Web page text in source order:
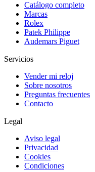
Catálogo completo
Marcas
Rolex
Patek Philippe
Audemars Piguet
Servicios
Vender mi reloj
Sobre nosotros
Preguntas frecuentes
Contacto
Legal
Aviso legal
Privacidad
Cookies
Condiciones